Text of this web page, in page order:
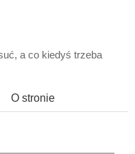
a co kiedyś trzeba
O stronie